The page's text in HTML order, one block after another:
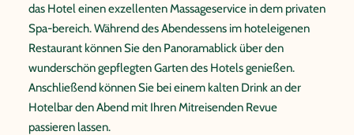
das Hotel einen exzellenten Massageservice in dem privaten
Spa-bereich. Während des Abendessens im hoteleigenen
Restaurant können Sie den Panoramablick über den
wunderschön gepflegten Garten des Hotels genießen.
Anschließend können Sie bei einem kalten Drink an der
Hotelbar den Abend mit Ihren Mitreisenden Revue
passieren lassen.